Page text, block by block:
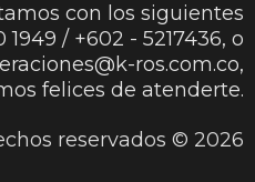
con los siguientes
/ +602 - 5217436, o
ros.com.co,
felices de atenderte.
reservados © 2026